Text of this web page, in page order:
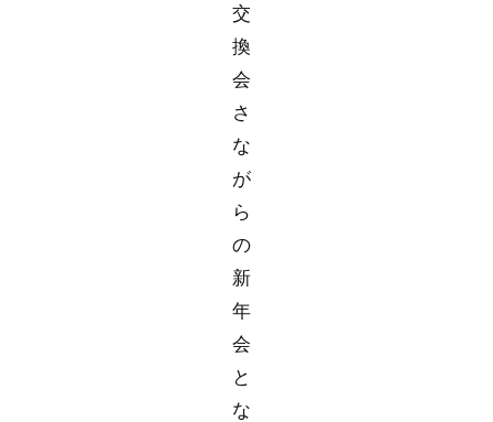
交
換
会
さ
な
が
ら
の
新
年
会
と
な